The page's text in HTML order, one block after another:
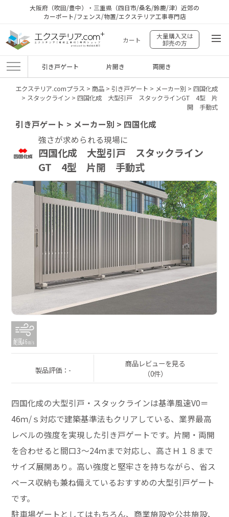
大阪府（吹田/豊中）・三重県（四日市/桑名/鈴鹿/津）近郊の
カーポート/フェンス/物置/エクステリア工事専門店
カート
大量購入又は
卸売の方
引き戸ゲート 片開き 両開き
エクステリア.comプラス > 商品> 引き戸ゲート > メーカー別 > 四国化成
> スタックライン > 四国化成 大型引戸 スタックラインGT 4型 片
開 手動式
引き戸ゲート > メーカー別 > 四国化成
強さが求められる現場に
四国化成 大型引戸 スタックライン
GT 4型 片開 手動式
製品評価：-
商品レビューを見る
（0件）
四国化成の大型引戸・スタックラインは基準風速V0＝
46ｍ/ｓ対応で建築基準法もクリアしている、業界最高
レベルの強度を実現した引き戸ゲートです。片開・両開
を合わせると間口3～24ｍまで対応し、高さＨ１８まで
サイズ展開あり。高い強度と堅牢さを持ちながら、省ス
ペース収納も兼ね備えているおすすめの大型引戸ゲート
です。
駐車場ゲートとしてはもちろん、商業施設や公共施設、